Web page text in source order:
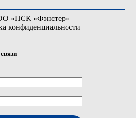
«ПСК «Фэнстер»
конфиденциальности